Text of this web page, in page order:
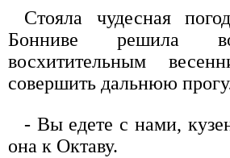
Стояла чудесная
Бонниве решила
восхитительным
совершить дальнюю
- Вы едете с нами,
она к Октаву.